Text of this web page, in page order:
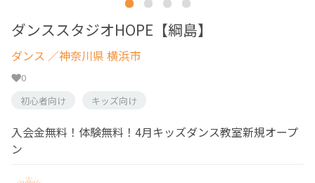
ダンススタジオHOPE【綱島】
ダンス ／神奈川県 横浜市
0
初心者向け
キッズ向け
入会金無料！体験無料！4月キッズダンス教室新規オープ
ン